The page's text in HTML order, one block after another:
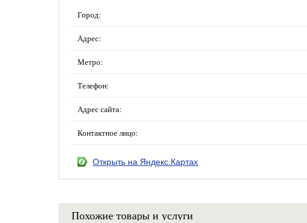
Город:
Адрес:
Метро:
Телефон:
Адрес сайта:
Контактное лицо:
Открыть на Яндекс.Картах
Похожие товары и услуги